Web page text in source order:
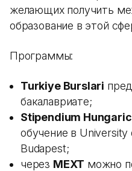
желающих получить
образование в этой
Программы:
Turkiye Burslari
бакалавриате;
Stipendium
обучение в
Budapest;
через MEXT можно